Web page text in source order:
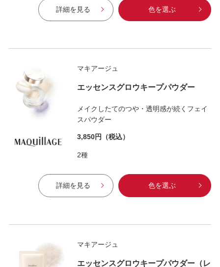
詳細を見る 色を選ぶ
マキアージュ
エッセンスグロウキープパウダー
メイクしたてのつや・透明感が続くフェイ
スパウダー
3,850円 （税込）
2種
詳細を見る 色を選ぶ
マキアージュ
エッセンスグロウキープパウダー（レ